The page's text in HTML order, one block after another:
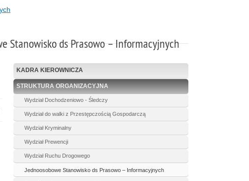
Stanowisko ds Prasowo – Informacyjnych
KADRA KIEROWNICZA
STRUKTURA ORGANIZACYJNA
Wydział Dochodzeniowo - Śledczy
Wydział do walki z Przestępczością Gospodarczą
Wydział Kryminalny
Wydział Prewencji
Wydział Ruchu Drogowego
Jednoosobowe Stanowisko ds Prasowo – Informacyjnych